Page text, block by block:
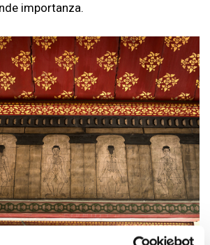
importanza.